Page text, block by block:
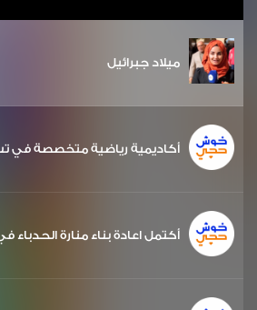
ميلاد جبرائيل
أكاديمية رياضية متخصصة في
أكتمل اعادة بناء منارة الحدباء